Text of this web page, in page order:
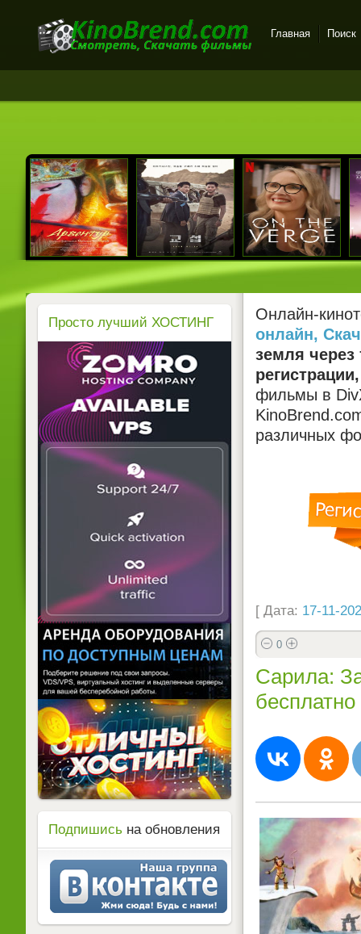
бесплатный просмотр
Главная Поиск
Онлайн-
онлайн,
земля через
фильмы в
различных
[ Дата: 17-11-
0
Сарила:
бесплатно
Просто лучший ХОСТИНГ
Подпишись на обновления